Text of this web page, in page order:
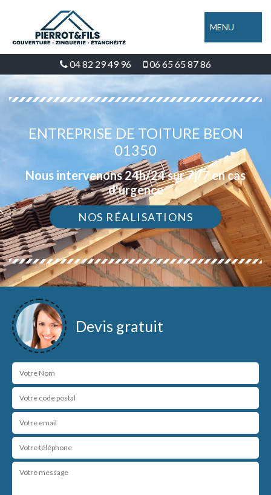
MENU
04 82 29 49 96 06 65 65 87 86
ENTREPRISE DE TOITURE BEON
01350
Nous intervenons 24h/24 sur 7j/7 en cas
d'urgence
NOS RÉALISATIONS
Devis gratuit